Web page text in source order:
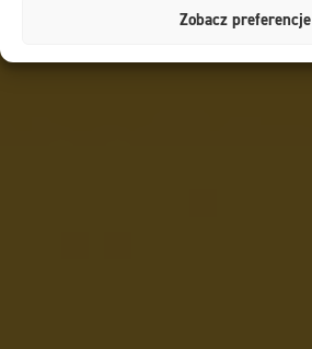
Zobacz preferencje